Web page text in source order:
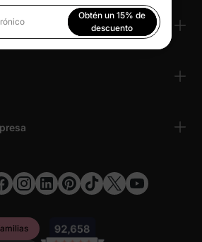
Obtén un 15% de
descuento